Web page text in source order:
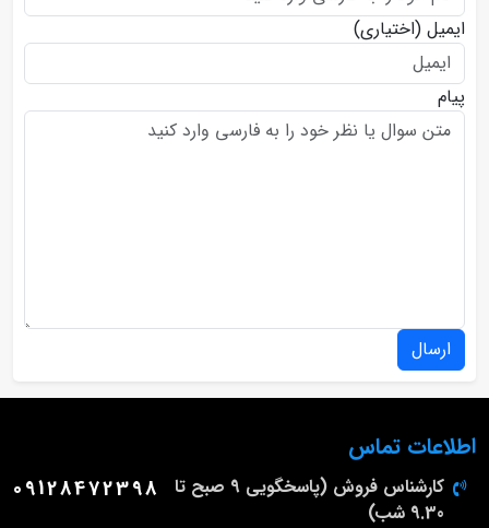
ایمیل (اختیاری)
پیام
ارسال
اطلاعات تماس
کارشناس فروش (پاسخگویی 9 صبح تا
9.30 شب)
09128472398